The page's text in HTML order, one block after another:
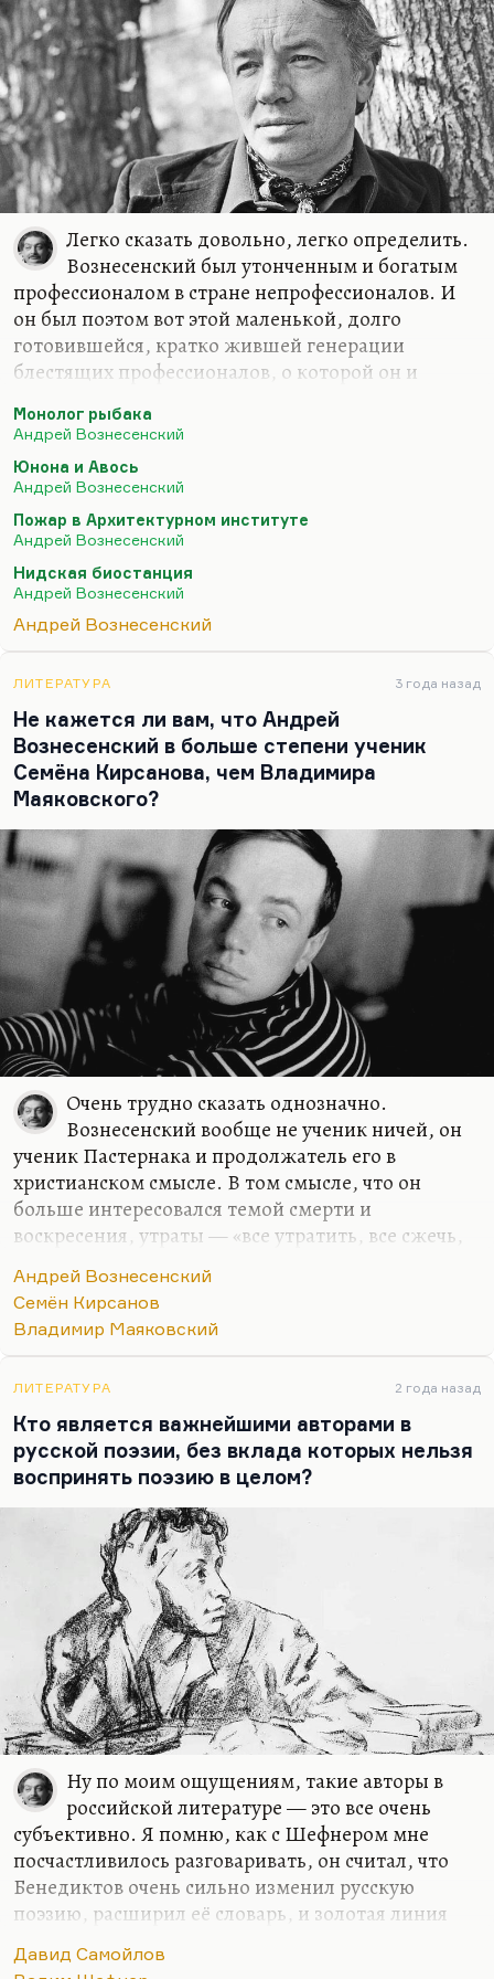
иногда можно было что-то такое протолкнуть.
Чем же, собственно говоря, отличается поэтика
Вознесенского, и почему были у него такие
проблемы? Надо сказать, что, как справедливо
заметил Николай Алексеевич…
Легко сказать довольно, легко определить.
Вознесенский был утонченным и богатым
профессионалом в стране непрофессионалов. И
он был поэтом вот этой маленькой, долго
готовившейся, кратко жившей генерации
блестящих профессионалов, о которой он и
Он шел и смеялся щурко,
Дрожал маяк вдалеке —
Он вспыхивал, как чешуйка
У полночи на щеке.
Он поэт людей, поэт советской интеллигенции,
которые сформировались в 60-е и оказались у
безвыходного тупика, оказались у разбитого
корыта. Это поэт Дубны. А потом оказалось, что
сказал) служили дьяволу. И сам он был из числа
блестящих…
Монолог рыбака
Андрей Вознесенский
Юнона и Авось
Андрей Вознесенский
Пожар в Архитектурном институте
Андрей Вознесенский
Нидская биостанция
Андрей Вознесенский
Андрей Вознесенский
ЛИТЕРАТУРА 3 года назад
Не кажется ли вам, что Андрей
Вознесенский в больше степени ученик
Семёна Кирсанова, чем Владимира
Маяковского?
Очень трудно сказать однозначно.
Вознесенский вообще не ученик ничей, он
ученик Пастернака и продолжатель его в
христианском смысле. В том смысле, что он
больше интересовался темой смерти и
воскресения, утраты — «все утратить, все сжечь,
любым другим позитивом, условно говоря. Он
был именно ученик Пастернака психологически,
а не технически. Что касается формы — не знаю,
достаточной степени оригинальна, уж если на то
пошло, он учился многому у западной поэзии.
Очаровательного кирсановского штукарства я у
него почти не нахожу. Ну разве что в «изопах»,
«Опытах изобразительной поэзии». Вознесенский
же…
Андрей Вознесенский
Семён Кирсанов
Владимир Маяковский
ЛИТЕРАТУРА 2 года назад
Кто является важнейшими авторами в
русской поэзии, без вклада которых нельзя
воспринять поэзию в целом?
Ну по моим ощущениям, такие авторы в
российской литературе — это все очень
субъективно. Я помню, как с Шефнером мне
посчастливилось разговаривать, он считал, что
Бенедиктов очень сильно изменил русскую
поэзию, расширил её словарь, и золотая линия
Давид Самойлов